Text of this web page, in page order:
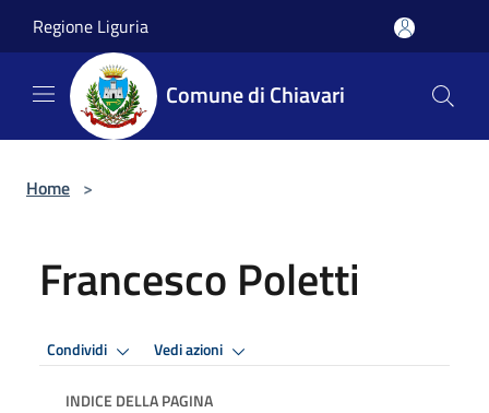
Regione Liguria
Comune di Chiavari
Home >
Francesco Poletti
Condividi Vedi azioni
INDICE DELLA PAGINA